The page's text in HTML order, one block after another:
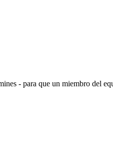
- para que un miembro del